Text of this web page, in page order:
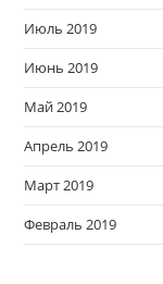
Июль 2019
Июнь 2019
Май 2019
Апрель 2019
Март 2019
Февраль 2019